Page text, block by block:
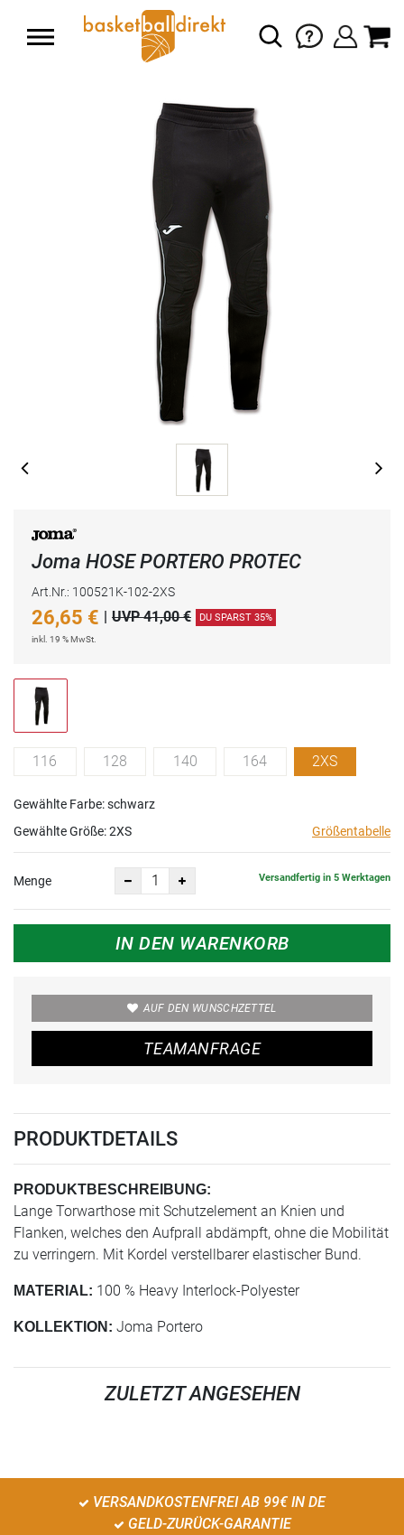
Joma HOSE PORTERO PROTEC
Art.Nr.: 100521K-102-2XS
26,65 € UVP 41,00 € DU SPARST 35%
inkl. 19 % MwSt.
116 128 140 164 2XS
Gewählte Farbe: schwarz
Gewählte Größe:2XS Größentabelle
Menge Versandfertig in 5 Werktagen
IN DEN WARENKORB
AUF DEN WUNSCHZETTEL
TEAMANFRAGE
PRODUKTDETAILS
PRODUKTBESCHREIBUNG:
Lange Torwarthose mit Schutzelement an Knien und
Flanken, welches den Aufprall abdämpft, ohne die Mobilität
zu verringern. Mit Kordel verstellbarer elastischer Bund.
MATERIAL: 100 % Heavy Interlock-Polyester
KOLLEKTION: Joma Portero
ZULETZT ANGESEHEN
VERSANDKOSTENFREI AB 99€ IN DE
GELD-ZURÜCK-GARANTIE